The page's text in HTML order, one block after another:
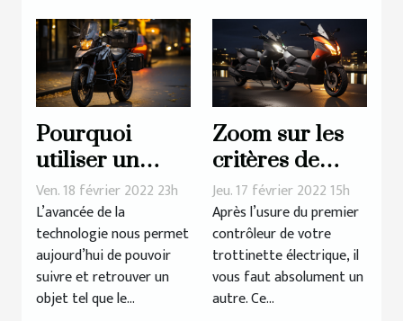
Pourquoi
utiliser un
traceur GPS
pour sa moto ?
Ven. 18 février 2022 23h
L’avancée de la
technologie nous permet
aujourd’hui de pouvoir
suivre et retrouver un
objet tel que le...
Zoom sur les
critères de
choix d’un
contrôleur
pour
trottinette
électrique
Jeu. 17 février 2022 15h
Après l’usure du premier
contrôleur de votre
trottinette électrique, il
vous faut absolument un
autre. Ce...